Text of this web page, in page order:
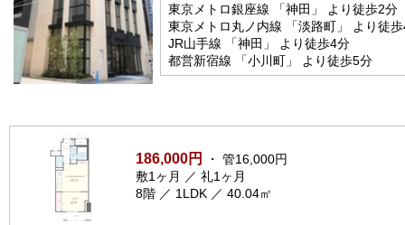
東京メトロ銀座線 「神田」 より徒歩2分
東京メトロ丸ノ内線 「淡路町」 より徒
JR山手線 「神田」 より徒歩4分
都営新宿線 「小川町」 より徒歩5分
186,000円
・ 管16,000円
敷1ヶ月 ／ 礼1ヶ月
8階 ／ 1LDK ／ 40.04㎡